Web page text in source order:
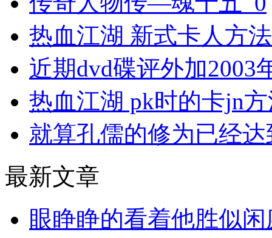
热血江湖 新式卡人方
近期dvd碟评外加2003
热血江湖 pk时的卡jn
就算孔儒的修为已经
最新文章
眼睁睁的看着他胜似